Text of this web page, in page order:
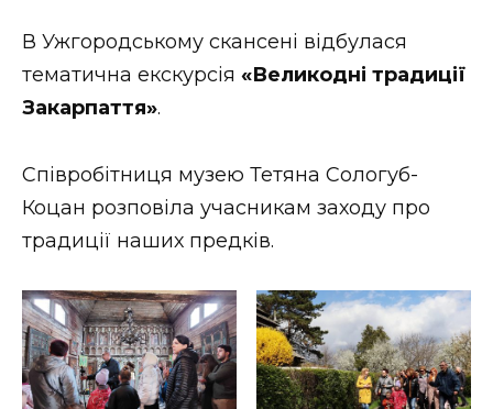
Втрачений Ужгород (відеоверсія)
НОВИНИ ЗАХІДНОЇ УКРАЇНИ
ФОТО
В Ужгородському скансені відбулася
тематична екскурсія «Великодні традиції
Закарпаття».
Співробітниця музею Тетяна Сологуб-
Коцан розповіла учасникам заходу про
традиції наших предків.